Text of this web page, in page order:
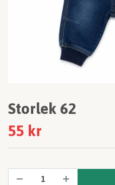
Storlek 62
55 kr